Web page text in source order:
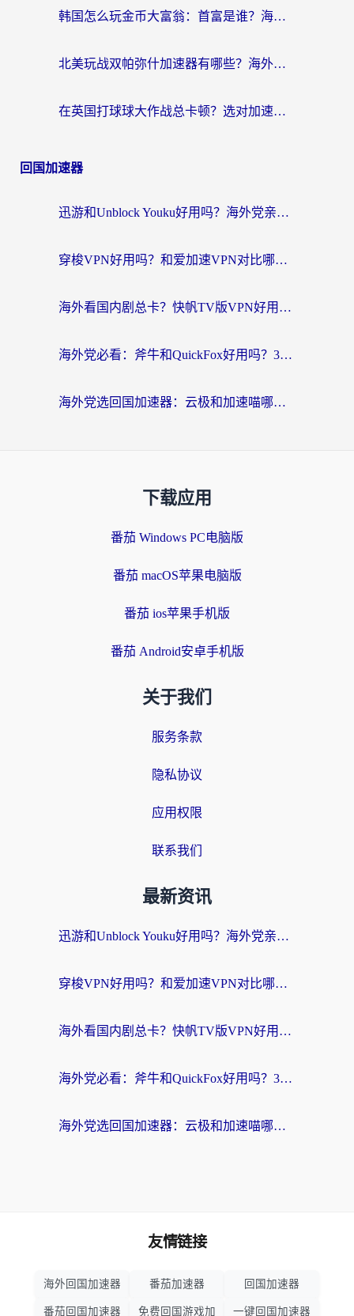
韩国怎么玩金币大富翁：首富是谁？海外党国服游戏加速全攻略
北美玩战双帕弥什加速器有哪些？海外党亲测好用的国服加速指南
在英国打球球大作战总卡顿？选对加速器让你告别延迟（附实测攻略）
回国加速器
迅游和Unblock Youku好用吗？海外党亲测：3个维度教你选对回国加速器
穿梭VPN好用吗？和爱加速VPN对比哪个回国效果更好？海外党必看的实用指南
海外看国内剧总卡？快帆TV版VPN好用吗？和海牛VPN对比哪个回国效果更好？
海外党必看：斧牛和QuickFox好用吗？3步选对回国加速器，无缝刷国内剧玩游戏
海外党选回国加速器：云极和加速喵哪个好？附3款热门工具实测对比
下载应用
番茄 Windows PC电脑版
番茄 macOS苹果电脑版
番茄 ios苹果手机版
番茄 Android安卓手机版
关于我们
服务条款
隐私协议
应用权限
联系我们
最新资讯
迅游和Unblock Youku好用吗？海外党亲测：3个维度教你选对回国加速器
穿梭VPN好用吗？和爱加速VPN对比哪个回国效果更好？海外党必看的实用指南
海外看国内剧总卡？快帆TV版VPN好用吗？和海牛VPN对比哪个回国效果更好？
海外党必看：斧牛和QuickFox好用吗？3步选对回国加速器，无缝刷国内剧玩游戏
海外党选回国加速器：云极和加速喵哪个好？附3款热门工具实测对比
友情链接
海外回国加速器 番茄加速器 回国加速器
番茄回国加速器 免费回国游戏加 一键回国加速器